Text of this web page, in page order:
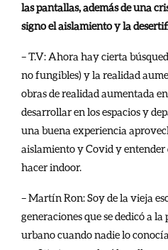
las pantallas, además de una
signo el aislamiento y la
– T.V: Ahora hay cierta
no fungibles) y la realidad
obras de realidad aumentada
desarrollar en los espacios y
una buena experiencia
aislamiento y Covid y entender
hacer indoor.
– Martín Ron: Soy de la vieja
generaciones que se dedicó a
urbano cuando nadie lo